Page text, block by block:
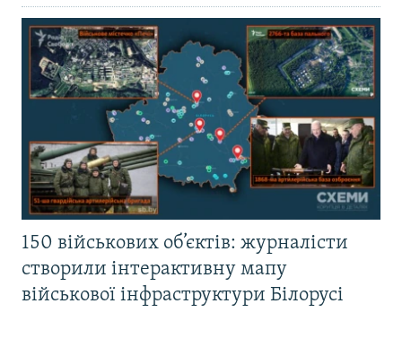
150 військових об’єктів: журналісти
створили інтерактивну мапу
військової інфраструктури Білорусі